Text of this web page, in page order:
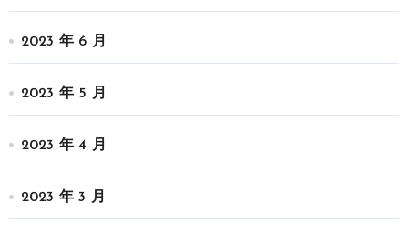
2023 年 6 月
2023 年 5 月
2023 年 4 月
2023 年 3 月